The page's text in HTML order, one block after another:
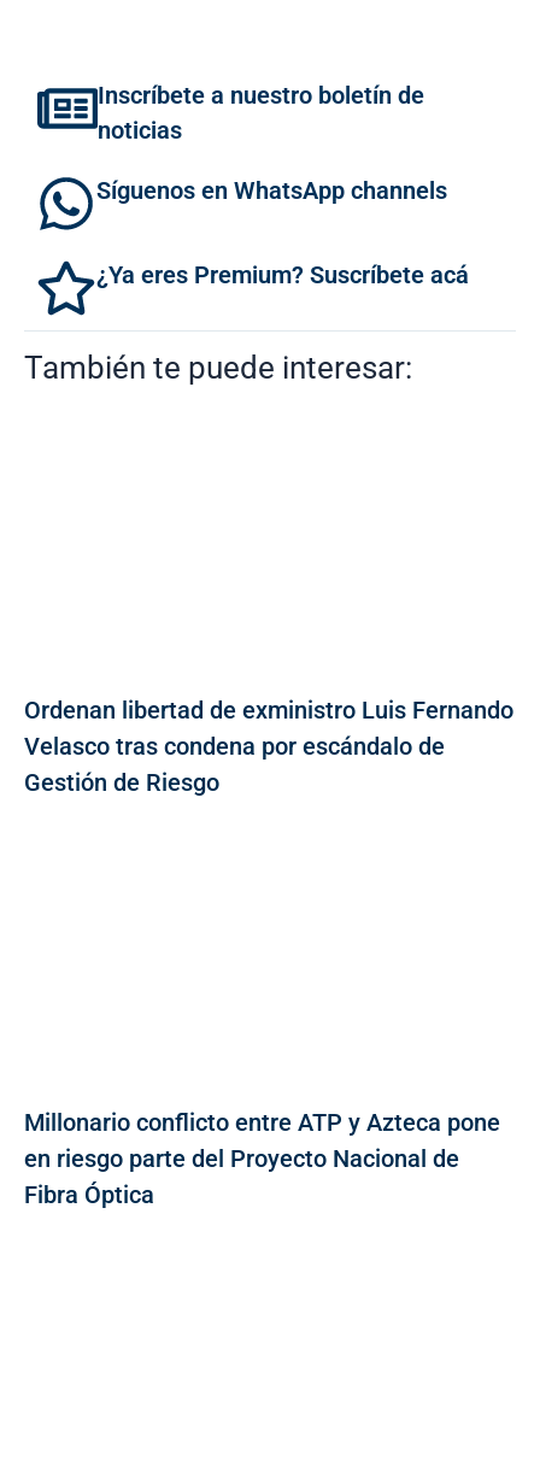
Inscríbete a nuestro boletín de
noticias
Síguenos en WhatsApp channels
¿Ya eres Premium? Suscríbete acá
También te puede interesar:
Ordenan libertad de exministro Luis Fernando
Velasco tras condena por escándalo de
Gestión de Riesgo
Millonario conflicto entre ATP y Azteca pone
en riesgo parte del Proyecto Nacional de
Fibra Óptica